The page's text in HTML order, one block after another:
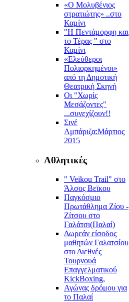
«Ο Μολυβένιος
στρατιώτης» ..στο
Καμίνι
"Η Πεντάμορφη και
το Τέρας " στο
Καμίνι
«Ελεύθεροι
Πολιορκημένοι»
από τη Δημοτική
Θεατρική Σκηνή
Οι "Χωρίς
Μεσάζοντες"
...συνεχίζουν!!
Σινέ
Αμπάριζα:Mάρτιος
2015
Αθλητικές
" Veikou Trail" στο
Άλσος Βεϊκου
Παγκόσμιο
Πρωτάθλημα Ζίου -
Ζίτσου στο
Γαλάτσι(Παλαί)
Δωρεάν είσοδος
μαθητών Γαλατσίου
στο Διεθνές
Τουρνουά
Επαγγελματικού
KickBoxing,
Αγώνας δρόμου για
το Παλαί